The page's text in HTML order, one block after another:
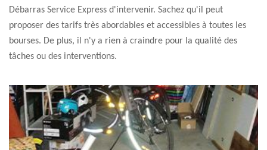
Débarras Service Express d'intervenir. Sachez qu'il peut
proposer des tarifs très abordables et accessibles à toutes les
bourses. De plus, il n'y a rien à craindre pour la qualité des
tâches ou des interventions.